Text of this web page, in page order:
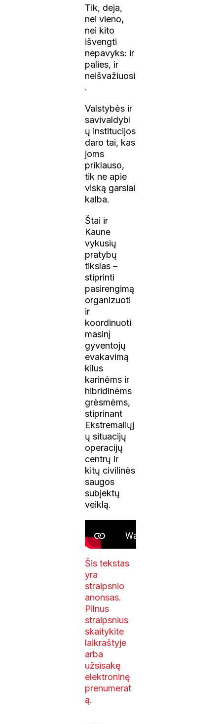
Tik, deja,
nei vieno,
nei kito
išvengti
nepavyks: ir
palies, ir
neišvažiuosi
.
Valstybės ir
savivaldybi
ų institucijos
daro tai, kas
joms
priklauso,
tik ne apie
viską garsiai
kalba.
Štai ir
Kaune
vykusių
pratybų
tikslas –
stiprinti
pasirengimą
organizuoti
ir
koordinuoti
masinį
gyventojų
evakavimą
kilus
karinėms ir
hibridinėms
grėsmėms,
stiprinant
Ekstremaliųj
ų situacijų
operacijų
centrų ir
kitų civilinės
saugos
subjektų
veiklą.
Šis tekstas
yra
straipsnio
anonsas.
Pilnus
straipsnius
skaitykite
laikraštyje
arba
užsisakę
elektroninę
prenumerat
ą.